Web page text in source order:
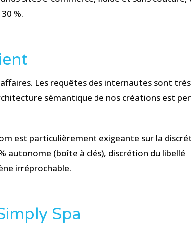
%.
Les requêtes des internautes sont très
sémantique de nos créations est
est particulièrement exigeante sur la
autonome (boîte à clés), discrétion du libellé
irréprochable.
Spa